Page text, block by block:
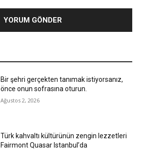
Bir şehri gerçekten tanımak istiyorsanız,
önce onun sofrasına oturun.
Ağustos 2, 2026
Türk kahvaltı kültürünün zengin lezzetleri
Fairmont Quasar Istanbul’da